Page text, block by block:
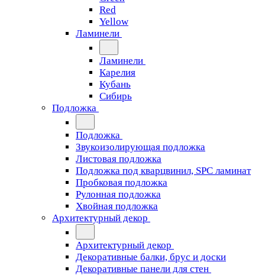
Red
Yellow
Ламинели
Ламинели
Карелия
Кубань
Сибирь
Подложка
Подложка
Звукоизолирующая подложка
Листовая подложка
Подложка под кварцвинил, SPC ламинат
Пробковая подложка
Рулонная подложка
Хвойная подложка
Архитектурный декор
Архитектурный декор
Декоративные балки, брус и доски
Декоративные панели для стен